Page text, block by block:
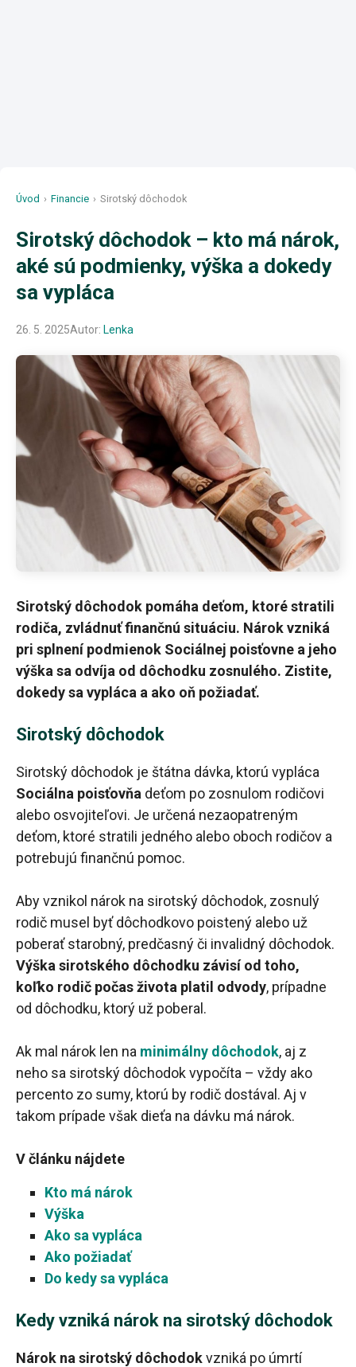
Úvod › Financie › Sirotský dôchodok
Sirotský dôchodok – kto má nárok,
aké sú podmienky, výška a dokedy
sa vypláca
26. 5. 2025Autor: Lenka
Sirotský dôchodok pomáha deťom, ktoré stratili
rodiča, zvládnuť finančnú situáciu. Nárok vzniká
pri splnení podmienok Sociálnej poisťovne a jeho
výška sa odvíja od dôchodku zosnulého. Zistite,
dokedy sa vypláca a ako oň požiadať.
Sirotský dôchodok
Sirotský dôchodok je štátna dávka, ktorú vypláca
Sociálna poisťovňa deťom po zosnulom rodičovi
alebo osvojiteľovi. Je určená nezaopatreným
deťom, ktoré stratili jedného alebo oboch rodičov a
potrebujú finančnú pomoc.
Aby vznikol nárok na sirotský dôchodok, zosnulý
rodič musel byť dôchodkovo poistený alebo už
poberať starobný, predčasný či invalidný dôchodok.
Výška sirotského dôchodku závisí od toho,
koľko rodič počas života platil odvody, prípadne
od dôchodku, ktorý už poberal.
Ak mal nárok len na minimálny dôchodok, aj z
neho sa sirotský dôchodok vypočíta – vždy ako
percento zo sumy, ktorú by rodič dostával. Aj v
takom prípade však dieťa na dávku má nárok.
V článku nájdete
Kto má nárok
Výška
Ako sa vypláca
Ako požiadať
Do kedy sa vypláca
Kedy vzniká nárok na sirotský dôchodok
Nárok na sirotský dôchodokvzniká po úmrtí